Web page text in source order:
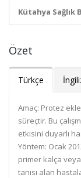
Kütahya
Özet
Türkçe
Amaç: Protez
süreçtir. Bu
etkisini duyarlı
Yöntem: Ocak
primer kalça
tanısı alan